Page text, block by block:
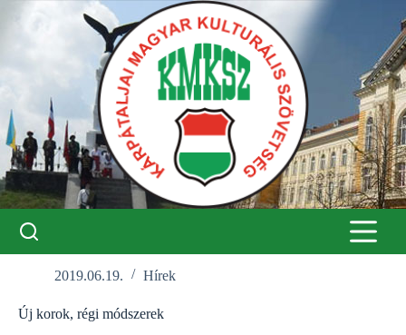
2019.06.19. Hírek
Új korok, régi módszerek